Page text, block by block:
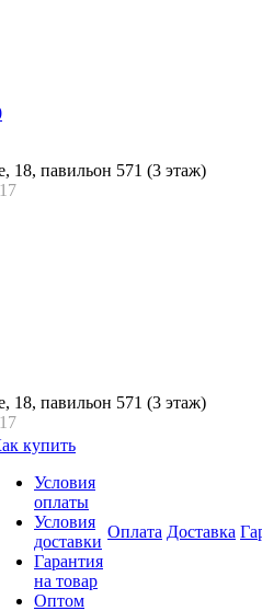
18, павильон 571 (3 этаж)
18, павильон 571 (3 этаж)
купить
Условия
оплаты
Условия
доставки
Гарантия
на товар
Оптом
Оплата Доставка